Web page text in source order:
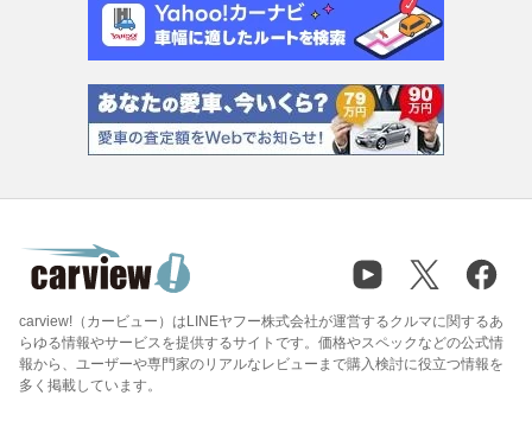
carview!（カービュー）はLINEヤフー株式会社が運営するクルマに関するあ
らゆる情報やサービスを提供するサイトです。価格やスペックなどの公式情
報から、ユーザーや専門家のリアルなレビューまで購入検討に役立つ情報を
多く掲載しています。